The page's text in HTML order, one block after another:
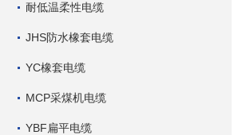
耐低温柔性电缆
JHS防水橡套电缆
YC橡套电缆
MCP采煤机电缆
YBF扁平电缆